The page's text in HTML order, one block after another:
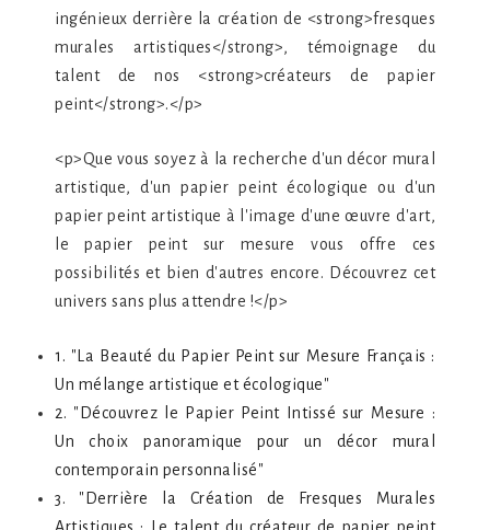
ingénieux derrière la création de <strong>fresques
murales artistiques</strong>, témoignage du
talent de nos <strong>créateurs de papier
peint</strong>.</p>
<p>Que vous soyez à la recherche d'un décor mural
artistique, d'un papier peint écologique ou d'un
papier peint artistique à l'image d'une œuvre d'art,
le papier peint sur mesure vous offre ces
possibilités et bien d'autres encore. Découvrez cet
univers sans plus attendre !</p>
1. "La Beauté du Papier Peint sur Mesure Français :
Un mélange artistique et écologique"
2. "Découvrez le Papier Peint Intissé sur Mesure :
Un choix panoramique pour un décor mural
contemporain personnalisé"
3. "Derrière la Création de Fresques Murales